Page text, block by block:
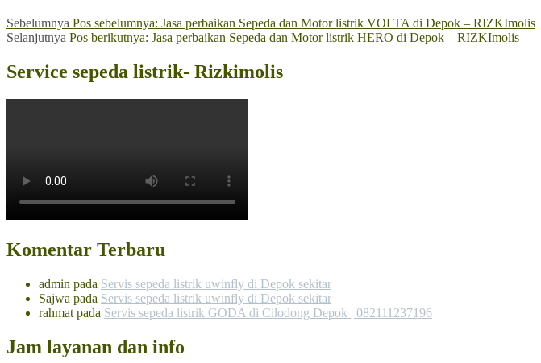
Sebelumnya Pos sebelumnya: Jasa perbaikan Sepeda dan Motor listrik VOLTA di Depok – RIZKImolis
Selanjutnya Pos berikutnya: Jasa perbaikan Sepeda dan Motor listrik HERO di Depok – RIZKImolis
Service sepeda listrik- Rizkimolis
Komentar Terbaru
admin pada Servis sepeda listrik uwinfly di Depok sekitar
Sajwa pada Servis sepeda listrik uwinfly di Depok sekitar
rahmat pada Servis sepeda listrik GODA di Cilodong Depok | 082111237196
Jam layanan dan info